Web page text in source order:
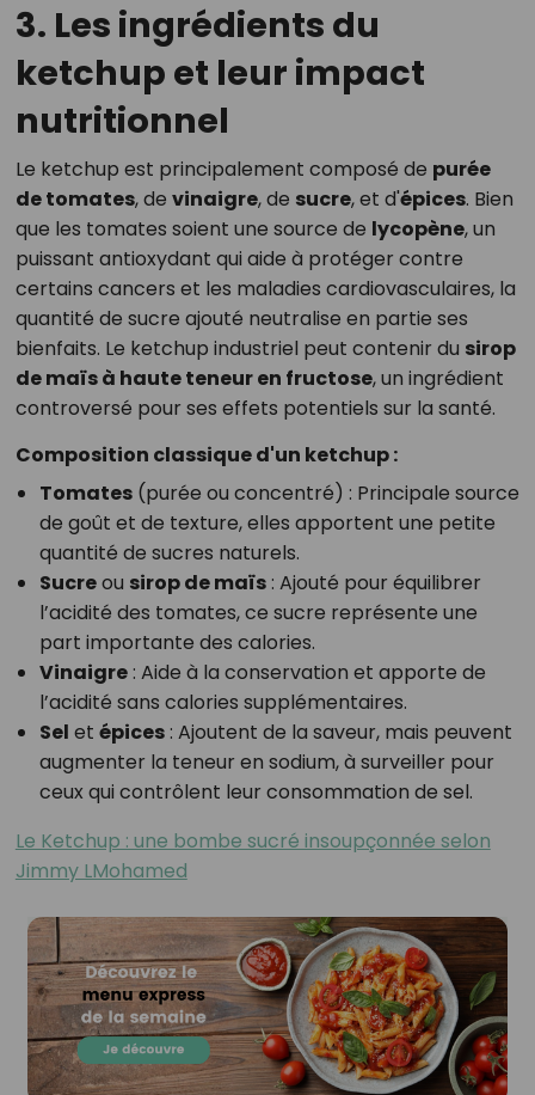
3. Les ingrédients du
ketchup et leur impact
nutritionnel
Le ketchup est principalement composé de purée
de tomates, de vinaigre, de sucre, et d'épices. Bien
que les tomates soient une source de lycopène, un
puissant antioxydant qui aide à protéger contre
certains cancers et les maladies cardiovasculaires, la
quantité de sucre ajouté neutralise en partie ses
bienfaits. Le ketchup industriel peut contenir du sirop
de maïs à haute teneur en fructose, un ingrédient
controversé pour ses effets potentiels sur la santé.
Composition classique d'un ketchup :
Tomates(purée ou concentré) : Principale source
de goût et de texture, elles apportent une petite
quantité de sucres naturels.
Sucreou sirop de maïs: Ajouté pour équilibrer
l’acidité des tomates, ce sucre représente une
part importante des calories.
Vinaigre: Aide à la conservation et apporte de
l’acidité sans calories supplémentaires.
Sel et épices: Ajoutent de la saveur, mais peuvent
augmenter la teneur en sodium, à surveiller pour
ceux qui contrôlent leur consommation de sel.
Le Ketchup : une bombe sucré insoupçonnée selon
Jimmy LMohamed